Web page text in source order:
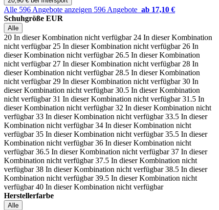
Alle 596 Angebote anzeigen 596 Angebote ab 17,10 €
Schuhgröße EUR
Alle
20 In dieser Kombination nicht verfügbar 24 In dieser Kombination
nicht verfügbar 25 In dieser Kombination nicht verfügbar 26 In
dieser Kombination nicht verfügbar 26.5 In dieser Kombination
nicht verfügbar 27 In dieser Kombination nicht verfügbar 28 In
dieser Kombination nicht verfügbar 28.5 In dieser Kombination
nicht verfügbar 29 In dieser Kombination nicht verfügbar 30 In
dieser Kombination nicht verfügbar 30.5 In dieser Kombination
nicht verfügbar 31 In dieser Kombination nicht verfügbar 31.5 In
dieser Kombination nicht verfügbar 32 In dieser Kombination nicht
verfügbar 33 In dieser Kombination nicht verfügbar 33.5 In dieser
Kombination nicht verfügbar 34 In dieser Kombination nicht
verfügbar 35 In dieser Kombination nicht verfügbar 35.5 In dieser
Kombination nicht verfügbar 36 In dieser Kombination nicht
verfügbar 36.5 In dieser Kombination nicht verfügbar 37 In dieser
Kombination nicht verfügbar 37.5 In dieser Kombination nicht
verfügbar 38 In dieser Kombination nicht verfügbar 38.5 In dieser
Kombination nicht verfügbar 39.5 In dieser Kombination nicht
verfügbar 40 In dieser Kombination nicht verfügbar
Herstellerfarbe
Alle